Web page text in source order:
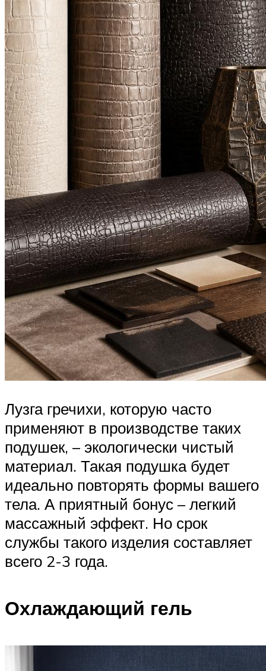
Лузга гречихи, которую часто
применяют в производстве таких
подушек, – экологически чистый
материал. Такая подушка будет
идеально повторять формы вашего
тела. А приятный бонус – легкий
массажный эффект. Но срок
службы такого изделия составляет
всего 2-3 года.
Охлаждающий гель